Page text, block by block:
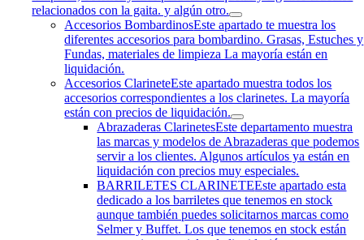
relacionados con la gaita. y algún otro.
Accesorios BombardinosEste apartado te muestra los
diferentes accesorios para bombardino. Grasas, Estuches y
Fundas, materiales de limpieza La mayoría están en
liquidación.
Accesorios ClarineteEste apartado muestra todos los
accesorios correspondientes a los clarinetes. La mayoría
están con precios de liquidación.
Abrazaderas ClarinetesEste departamento muestra
las marcas y modelos de Abrazaderas que podemos
servir a los clientes. Algunos artículos ya están en
liquidación con precios muy especiales.
BARRILETES CLARINETEEste apartado esta
dedicado a los barriletes que tenemos en stock
aunque también puedes solicitarnos marcas como
Selmer y Buffet. Los que tenemos en stock están